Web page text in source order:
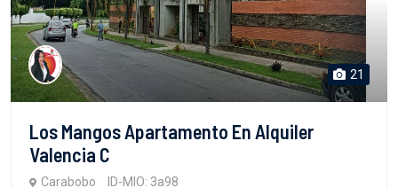
21
Los Mangos Apartamento En Alquiler
Valencia C
Carabobo ID-MIO: 3a98